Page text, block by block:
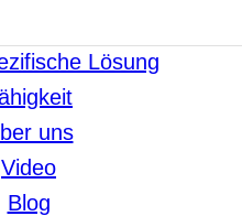
Lösung
uns
Video
Blog